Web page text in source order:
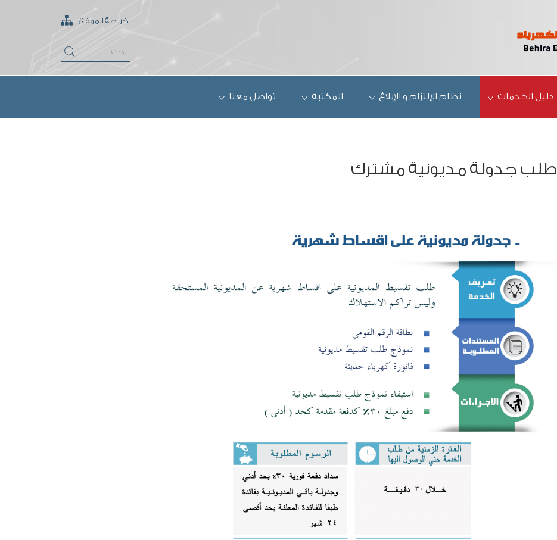
خريطة الموقع
دليل الخدمات نظام الإلتزام و الإبلاغ المكتبة تواصل معنا
طلب جدولة مديونية مشترك